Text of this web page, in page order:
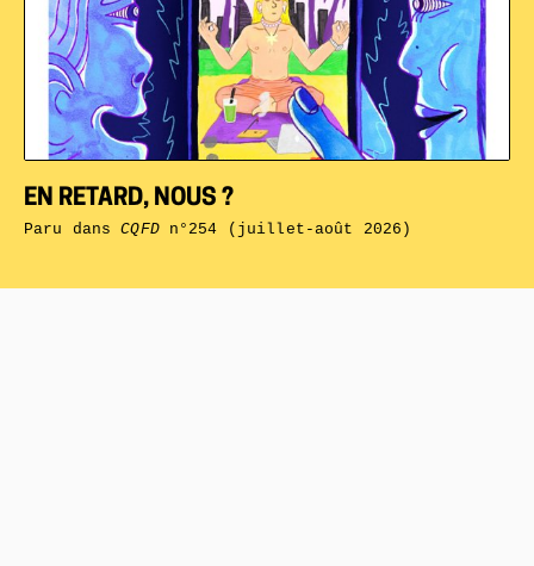
EN RETARD, NOUS ?
Paru dansCQFDn°254 (juillet-août 2026)